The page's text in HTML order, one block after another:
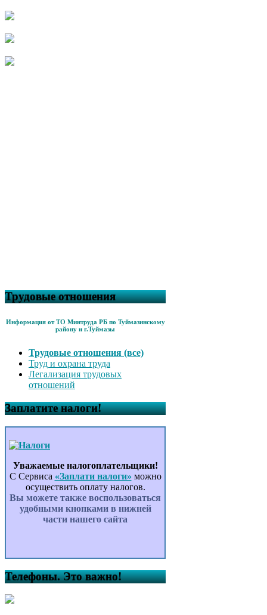
Трудовые отношения
Информация от ТО Минтруда РБ по Туймазинскому
району и г.Туймазы
Трудовые отношения (все)
Труд и охрана труда
Легализация трудовых
отношений
Заплатите налоги!
Уважаемые налогоплательщики!
С Сервиса «Заплати налоги» можно
осуществить оплату налогов.
Вы можете также воспользоваться
удобными кнопками в нижней
части нашего сайта
Телефоны. Это важно!